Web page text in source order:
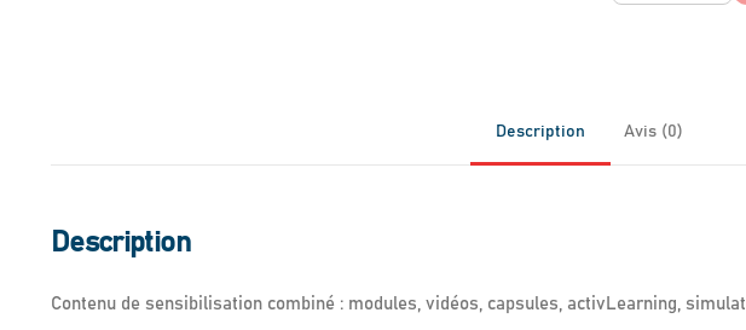
Description Avis (0)
Description
Contenu de sensibilisation combiné : modules, vidéos, capsules, activLearning,